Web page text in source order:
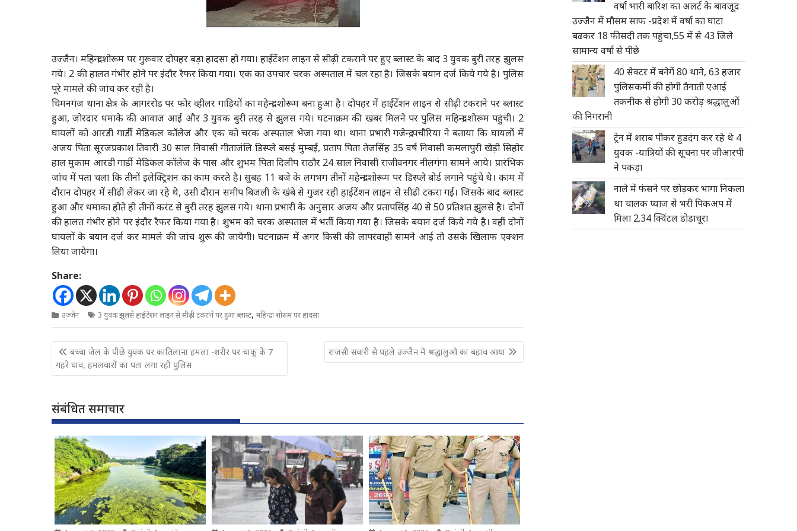
उज्जैन। महिन्द्रा शोरूम पर गुरूवार दोपहर बड़ा हादसा हो गया। हाईटेंशन लाइन से सीढ़ी टकराने पर हुए ब्लास्ट के बाद 3 युवक बुरी तरह झुलस
गये। 2 की हालत गंभीर होने पर इंदौर रैफर किया गया। एक का उपचार चरक अस्पताल में चल रहा है। जिसके बयान दर्ज किये गये है। पुलिस
पूरे मामले की जांच कर रही है।
चिमनगंज थाना क्षेत्र के आगररोड पर फोर व्हीलर गाड़ियों का महेन्द्रा शोरूम बना हुआ है। दोपहर में हाईटेंशन लाइन से सीढ़ी टकराने पर ब्लास्ट
हुआ, जोरदार धमाके की आवाज आई और 3 युवक बुरी तरह से झुलस गये। घटनाक्रम की खबर मिलने पर पुलिस महिन्द्रा शोरूम पहुंची। 2
घायलों को आरडी गार्डी मेडिकल कॉलेज और एक को चरक अस्पताल भेजा गया था। थाना प्रभारी गजेन्द्र पचौरिया ने बताया कि घायलों में
अजय पिता सूरजप्रकाश तिवारी 30 साल निवासी गीताजंलि डिस्प्ले बसई मुम्बई, प्रताप पिता तेजसिंह 35 वर्ष निवासी कमलापुरी खेड़ी सिहोर
हाल मुकाम आरडी गार्डी मेडिकल कॉलेज के पास और शुभम पिता दिलीप राठौर 24 साल निवासी राजीवनगर नीलगंगा सामने आये। प्रारंभिक
जांच में पता चला कि तीनों इलेक्ट्रिशन का काम करते है। सुबह 11 बजे के लगभग तीनों महेन्द्रा शोरूम पर डिस्प्ले बोर्ड लगाने पहुंचे थे। काम में
दौरान दोपहर में सीढी लेकर जा रहे थे, उसी दौरान समीप बिजली के खंबे से गुजर रही हाईटेंशन लाइन से सीढी टकरा गई। जिसके बाद ब्लास्ट
हुआ और धमाका होते ही तीनों करंट से बुरी तरह झुलस गये। थाना प्रभारी के अनुसार अजय और प्रतापसिंह 40 से 50 प्रतिशत झुलसे है। दोनों
की हालत गंभीर होने पर इंदौर रैफर किया गया है। शुभम को चरक अस्पताल में भर्ती किया गया है। जिसके बयान दर्ज किये गये है। वहीं दोनों
घायलों के बयान दर्ज कर मामले की जांच शुरू की जायेगी। घटनाक्रम में अगर किसी की लापरवाही सामने आई तो उसके खिलाफ एक्शन
लिया जायेगा।
Share:
उज्जैन 3 युवक झुलसे हाईटेंशन लाइन से सीढ़ी टकराने पर हुआ ब्लास्ट, महिन्द्रा शोरूम पर हादसा
Post
navigation
बच्चा जेल के पीछे युवक पर कातिलाना हमला -शरीर पर चाकू के 7
गहरे घाव, हमलवारों का पता लगा रही पुलिस
राजसी सवारी से पहले उज्जैन में श्रद्धालुओं का बहाव आया
संबंधित समाचार
वर्षा भारी बारिश का अलर्ट के बावजूद
उज्जैन में मौसम साफ -प्रदेश में वर्षा का घाटा
बढकर 18 फीसदी तक पहुंचा,55 में से 43 जिले
सामान्य वर्षा से पीछे
40 सेक्टर में बनेगें 80 थाने, 63 हजार
पुलिसकर्मी की होगी तैनाती एआई
तकनीक से होगी 30 करोड़ श्रद्धालुओं
की निगरानी
ट्रेन में शराब पीकर हुडदंग कर रहे थे 4
युवक -यात्रियों की सूचना पर जीआरपी
ने पकड़ा
नाले में फंसने पर छोड़कर भागा निकला
था चालक प्याज से भरी पिकअप में
मिला 2.34 क्विंटल डोडाचूरा